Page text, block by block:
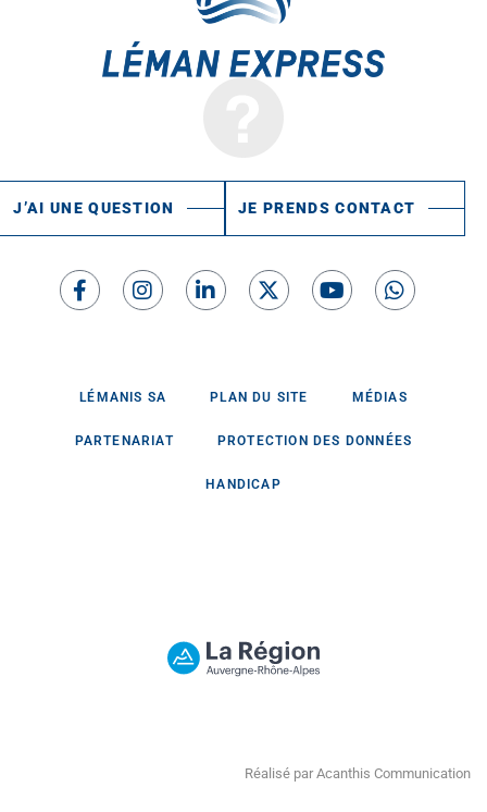
J’AI UNE QUESTION JE PRENDS CONTACT
LÉMANIS SA PLAN DU SITE MÉDIAS
PARTENARIAT PROTECTION DES DONNÉES
HANDICAP
Réalisé par Acanthis Communication